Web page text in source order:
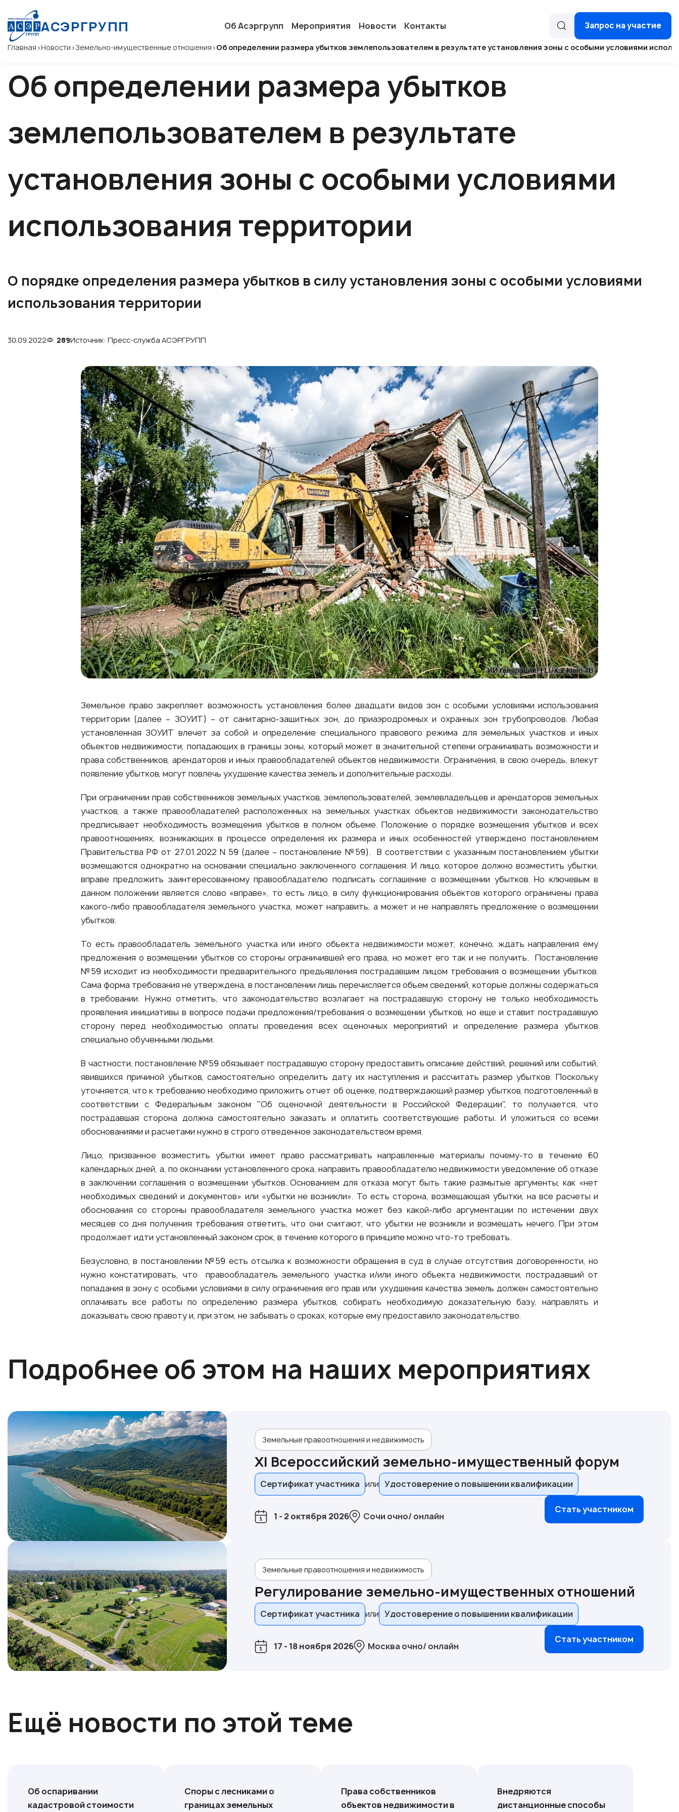
АСЭРГРУПП Об Асэргрупп Мероприятия Новости Контакты Запрос на участие
Главная >Новости >Земельно-имущественные отношения >Об определении размера убытков землепользователем в результате установления зоны с особыми условиями
Об определении размера убытков
землепользователем в результате
установления зоны с особыми условиями
использования территории
О порядке определения размера убытков в силу установления зоны с особыми условиями
использования территории
30.09.2022 289Источник: Пресс-служба АСЭРГРУПП
Земельное право закрепляет возможность установления более двадцати видов зон с особыми условиями использования
территории (далее – ЗОУИТ) – от санитарно-защитных зон, до приаэродромных и охранных зон трубопроводов. Любая
установленная ЗОУИТ влечет за собой и определение специального правового режима для земельных участков и иных
объектов недвижимости, попадающих в границы зоны, который может в значительной степени ограничивать возможности и
права собственников, арендаторов и иных правообладателей объектов недвижимости. Ограничения, в свою очередь, влекут
появление убытков, могут повлечь ухудшение качества земель и дополнительные расходы.
При ограничении прав собственников земельных участков, землепользователей, землевладельцев и арендаторов земельных
участков, а также правообладателей расположенных на земельных участках объектов недвижимости законодательство
предписывает необходимость возмещения убытков в полном объеме. Положение о порядке возмещения убытков и всех
правоотношениях, возникающих в процессе определения их размера и иных особенностей утверждено постановлением
Правительства РФ от 27.01.2022 N 59 (далее – постановление №59). В соответствии с указанным постановлением убытки
возмещаются однократно на основании специально заключенного соглашения. И лицо, которое должно возместить убытки,
вправе предложить заинтересованному правообладателю подписать соглашение о возмещении убытков. Но ключевым в
данном положении является слово «вправе», то есть лицо, в силу функционирования объектов которого ограничены права
какого-либо правообладателя земельного участка, может направить, а может и не направлять предложение о возмещении
убытков.
То есть правообладатель земельного участка или иного объекта недвижимости может, конечно, ждать направления ему
предложения о возмещении убытков со стороны ограничившей его права, но может его так и не получить. Постановление
№59 исходит из необходимости предварительного предъявления пострадавшим лицом требования о возмещении убытков.
Сама форма требования не утверждена, в постановлении лишь перечисляется объем сведений, которые должны содержаться
в требовании. Нужно отметить, что законодательство возлагает на пострадавшую сторону не только необходимость
проявления инициативы в вопросе подачи предложения/требования о возмещении убытков, но еще и ставит пострадавшую
сторону перед необходимостью оплаты проведения всех оценочных мероприятий и определение размера убытков
специально обученными людьми.
В частности, постановление №59 обязывает пострадавшую сторону предоставить описание действий, решений или событий,
явившихся причиной убытков, самостоятельно определить дату их наступления и рассчитать размер убытков. Поскольку
уточняется, что к требованию необходимо приложить отчет об оценке, подтверждающий размер убытков, подготовленный в
соответствии с Федеральным законом "Об оценочной деятельности в Российской Федерации", то получается, что
пострадавшая сторона должна самостоятельно заказать и оплатить соответствующие работы. И уложиться со всеми
обоснованиями и расчетами нужно в строго отведенное законодательством время.
Лицо, призванное возместить убытки имеет право рассматривать направленные материалы почему-то в течение 60
календарных дней, а, по окончании установленного срока, направить правообладателю недвижимости уведомление об отказе
в заключении соглашения о возмещении убытков. Основанием для отказа могут быть такие размытые аргументы, как «нет
необходимых сведений и документов» или «убытки не возникли». То есть сторона, возмещающая убытки, на все расчеты и
обоснования со стороны правообладателя земельного участка может без какой-либо аргументации по истечении двух
месяцев со дня получения требования ответить, что они считают, что убытки не возникли и возмещать нечего. При этом
продолжает идти установленный законом срок, в течение которого в принципе можно что-то требовать.
Безусловно, в постановлении №59 есть отсылка к возможности обращения в суд в случае отсутствия договоренности, но
нужно констатировать, что правообладатель земельного участка и/или иного объекта недвижимости, пострадавший от
попадания в зону с особыми условиями в силу ограничения его прав или ухудшения качества земель должен самостоятельно
оплачивать все работы по определению размера убытков, собирать необходимую доказательную базу, направлять и
доказывать свою правоту и, при этом, не забывать о сроках, которые ему предоставило законодательство.
Подробнее об этом на наших мероприятиях
Земельные правоотношения и недвижимость
XI Всероссийский земельно-имущественный форум
Сертификат участника Удостоверение о повышении квалификации
1 - 2 октября 2026 Сочи очно/ онлайн
Стать участником
Земельные правоотношения и недвижимость
Регулирование земельно-имущественных отношений
Сертификат участника Удостоверение о повышении квалификации
17 - 18 ноября 2026 Москва очно/ онлайн
Стать участником
Ещё новости по этой теме
Об оспаривании
кадастровой стоимости
Споры с лесниками о
границах земельных
Права собственников
объектов недвижимости в
Внедряются
дистанционные способы